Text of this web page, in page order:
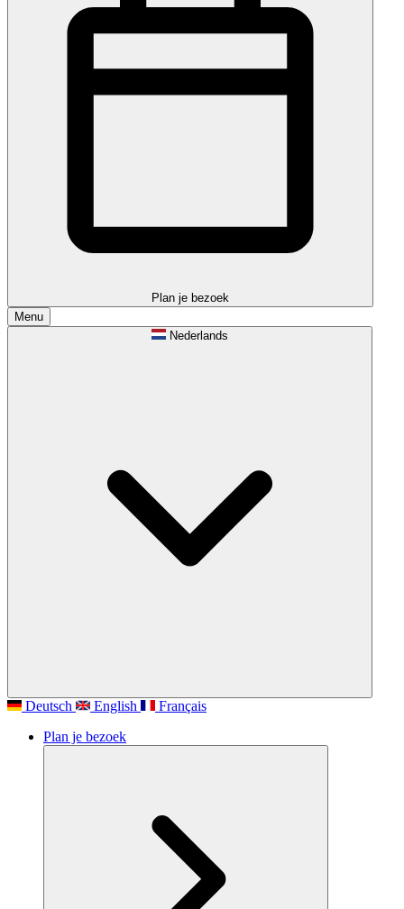
Plan je bezoek
Menu
Nederlands
Deutsch English
Français
Plan je bezoek